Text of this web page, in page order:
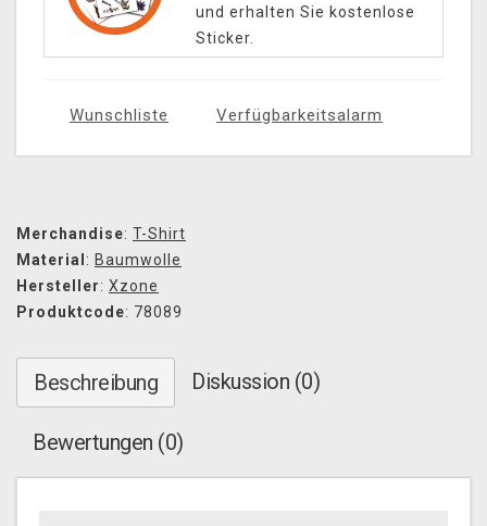
und erhalten Sie kostenlose
Sticker.
Wunschliste Verfügbarkeitsalarm
Merchandise: T-Shirt
Material : Baumwolle
Hersteller: Xzone
Produktcode: 78089
Beschreibung Diskussion (0)
Bewertungen (0)